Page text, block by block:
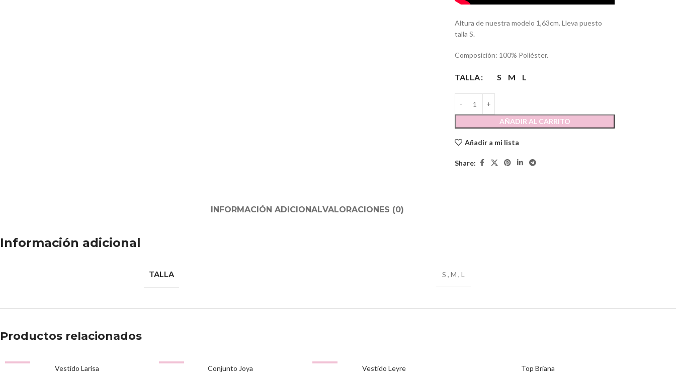
Altura de nuestra modelo 1,63cm. Lleva puesto
talla S.
Composición: 100% Poliéster.
TALLA S M L
AÑADIR AL CARRITO
Añadir a mi lista
Share:
INFORMACIÓN ADICIONALVALORACIONES (0)
Información adicional
TALLA S , M , L
Productos relacionados
Vestido Larisa Conjunto Joya Vestido Leyre Top Briana